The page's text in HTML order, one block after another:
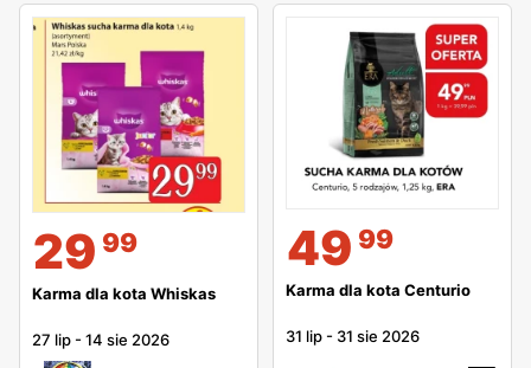
29 99
Karma dla kota Whiskas
27 lip -14 sie 2026
49 99
Karma dla kota Centurio
31 lip - 31 sie 2026